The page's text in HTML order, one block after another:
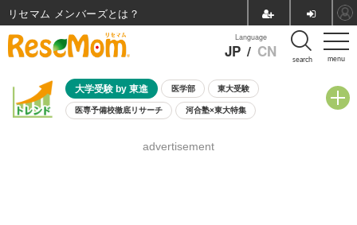
menu
Language
JP / CN search
大学受験 by 東進 医学部 東大受験
医専予備校徹底リサーチ 河合塾×東大特集
8月開催学校説明会・相談会
advertisement
リセマム メンバーズ